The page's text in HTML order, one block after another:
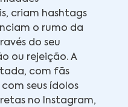
criam hashtags
o rumo da
do seu
ou rejeição. A
com fãs
seus ídolos
no Instagram,